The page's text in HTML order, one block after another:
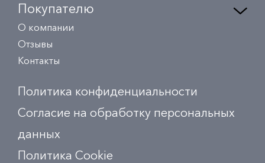
Покупателю
О компании
Отзывы
Контакты
Политика конфиденциальности
Согласие на обработку персональных
данных
Политика Сookie